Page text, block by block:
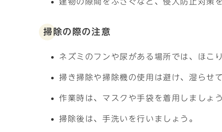
掃除の際の注意
ネズミのフンや尿がある場所では、ほこ
掃き掃除や掃除機の使用は避け、湿らせ
作業時は、マスクや手袋を着用しましょう
掃除後は、手洗いを行いましょう。